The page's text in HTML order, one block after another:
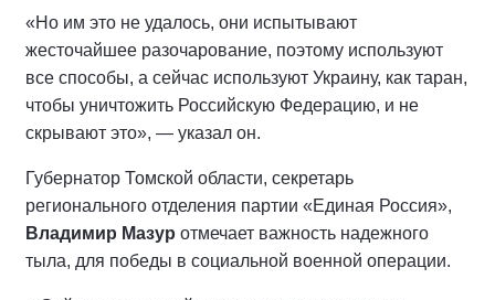
«Но им это не удалось, они испытывают
жесточайшее разочарование, поэтому используют
все способы, а сейчас используют Украину, как таран,
чтобы уничтожить Российскую Федерацию, и не
скрывают это», — указал он.
Губернатор Томской области, секретарь
регионального отделения партии «Единая Россия»,
Владимир Мазур отмечает важность надежного
тыла, для победы в социальной военной операции.